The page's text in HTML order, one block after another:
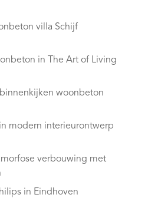
villa Schijf
in The Art of Living
woonbeton
modern interieurontwerp
verbouwing met
in Eindhoven